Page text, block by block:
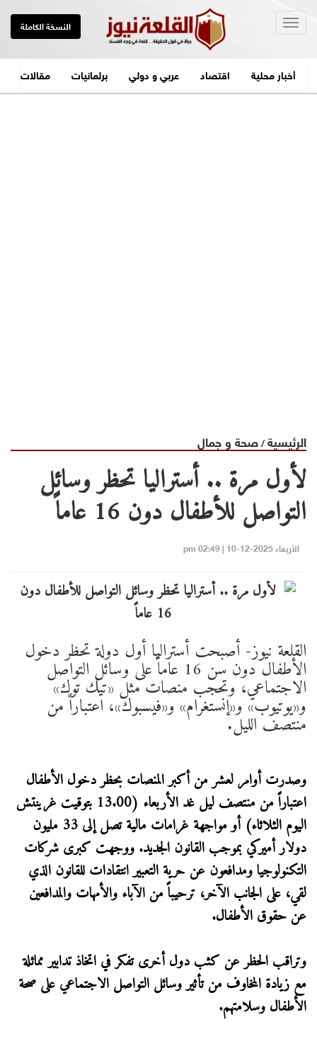
النسخة الكاملة
أخبار محلية اقتصاد عربي و دولي برلمانيات مقالات
الرئيسية/صحة و جمال
لأول مرة .. أستراليا تحظر وسائل
التواصل للأطفال دون 16 عاماً
الأربعاء 2025-12-10 | 02:49 pm
القلعة نيوز- أصبحت أستراليا أول دولة تحظر دخول
الأطفال دون سن 16 عاماً على وسائل التواصل
الاجتماعي، وتحجب منصات مثل «تيك توك»
و«يوتيوب» و«إنستغرام» و«فيسبوك»، اعتباراً من
منتصف الليل.
وصدرت أوامر لعشر من أكبر المنصات بحظر دخول الأطفال
اعتباراً من منتصف ليل غد الأربعاء (13.00 بتوقيت غرينتش
اليوم الثلاثاء) أو مواجهة غرامات مالية تصل إلى 33 مليون
دولار أميركي بموجب القانون الجديد. ووجهت كبرى شركات
التكنولوجيا ومدافعون عن حرية التعبير انتقادات للقانون الذي
لقي، على الجانب الآخر، ترحيباً من الآباء والأمهات والمدافعين
عن حقوق الأطفال.
وتراقب الحظر عن كثب دول أخرى تفكر في اتخاذ تدابير مماثلة
مع زيادة المخاوف من تأثير وسائل التواصل الاجتماعي على صحة
الأطفال وسلامتهم.